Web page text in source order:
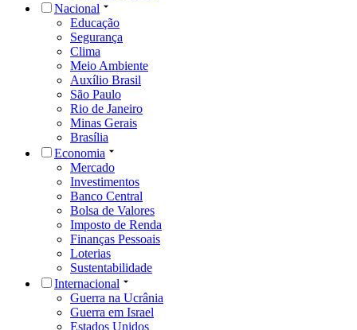
Nacional
Educação
Segurança
Clima
Meio Ambiente
Auxílio Brasil
São Paulo
Rio de Janeiro
Minas Gerais
Brasília
Economia
Mercado
Investimentos
Banco Central
Bolsa de Valores
Imposto de Renda
Finanças Pessoais
Loterias
Sustentabilidade
Internacional
Guerra na Ucrânia
Guerra em Israel
Estados Unidos